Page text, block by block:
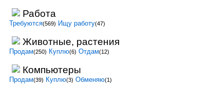
Работа
Требуются(569) Ищу работу(47)
Животные, растения
Продам(250) Куплю(6) Отдам(12)
Компьютеры
Продам(39) Куплю(3) Обменяю(1)